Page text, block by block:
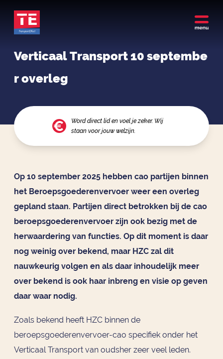
Verticaal Transport 10 septembe
r overleg
Word direct lid en voel je zeker. Wij
staan voor jouw welzijn.
Op 10 september 2025 hebben cao partijen binnen
het Beroepsgoederenvervoer weer een overleg
gepland staan. Partijen direct betrokken bij de cao
beroepsgoederenvervoer zijn ook bezig met de
herwaardering van functies. Op dit moment is daar
nog weinig over bekend, maar HZC zal dit
nauwkeurig volgen en als daar inhoudelijk meer
over bekend is ook haar inbreng en visie op geven
daar waar nodig.
Zoals bekend heeft HZC binnen de
beroepsgoederenvervoer-cao specifiek onder het
Verticaal Transport van oudsher zeer veel leden.